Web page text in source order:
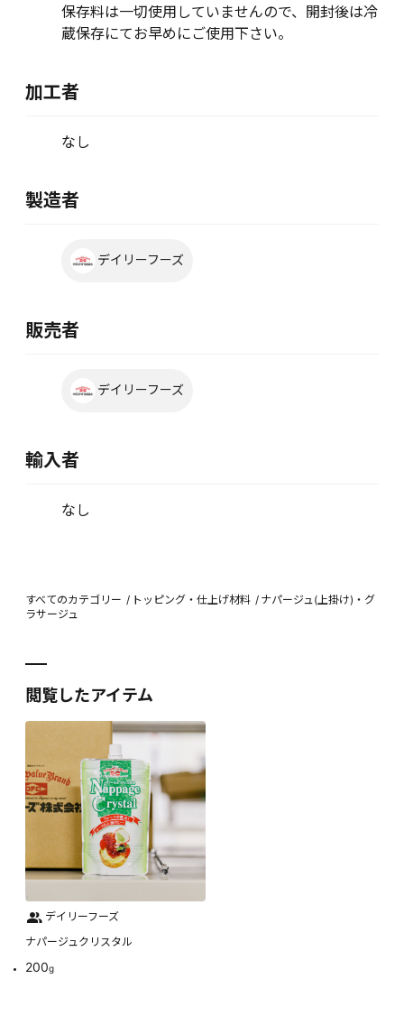
保存料は一切使用していませんので、開封後は冷
蔵保存にてお早めにご使用下さい。
加工者
なし
製造者
デイリーフーズ
販売者
デイリーフーズ
輸入者
なし
すべてのカテゴリー トッピング・仕上げ材料
ナパージュ(上掛け)・グ
ラサージュ
閲覧したアイテム
デイリーフーズ
ナパージュクリスタル
200g